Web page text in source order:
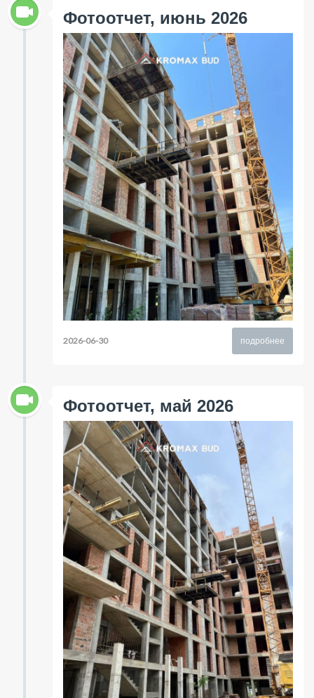
Фотоотчет, июнь 2026
подробнее
2026-06-30
Фотоотчет, май 2026